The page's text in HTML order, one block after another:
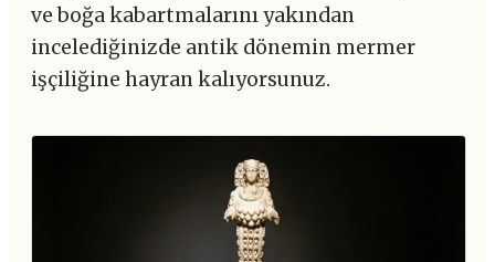
ve boğa kabartmalarını yakından
incelediğinizde antik dönemin mermer
işçiliğine hayran kalıyorsunuz.